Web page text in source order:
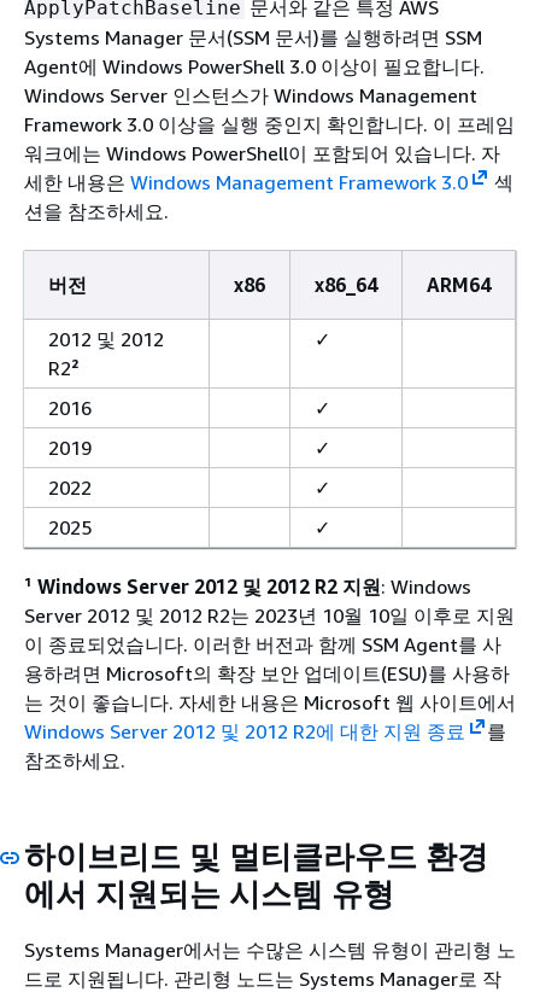
ApplyPatchBaseline 문서와 같은 특정 AWS
Systems Manager 문서(SSM 문서)를 실행하려면 SSM
Agent에 Windows PowerShell 3.0 이상이 필요합니다.
Windows Server 인스턴스가 Windows Management
Framework 3.0 이상을 실행 중인지 확인합니다. 이 프레임
워크에는 Windows PowerShell이 포함되어 있습니다. 자
세한 내용은 Windows Management Framework 3.0
섹
션을 참조하세요.
버전 x86 x86_64 ARM64
2012 및 2012
R2²
✓
2016
✓
2019
✓
2022
✓
2025
✓
¹ Windows Server 2012 및 2012 R2 지원: Windows
Server 2012 및 2012 R2는 2023년 10월 10일 이후로 지원
이 종료되었습니다. 이러한 버전과 함께 SSM Agent를 사
용하려면 Microsoft의 확장 보안 업데이트(ESU)를 사용하
는 것이 좋습니다. 자세한 내용은 Microsoft 웹 사이트에서
Windows Server 2012 및 2012 R2에 대한 지원 종료
를
참조하세요.
하이브리드 및 멀티클라우드 환경
에서 지원되는 시스템 유형
Systems Manager에서는 수많은 시스템 유형이 관리형 노
드로 지원됩니다. 관리형 노드는 Systems Manager로 작